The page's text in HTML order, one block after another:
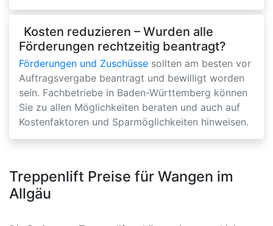
Kosten reduzieren – Wurden alle
Förderungen rechtzeitig beantragt?
Förderungen und Zuschüsse sollten am besten vor
Auftragsvergabe beantragt und bewilligt worden
sein. Fachbetriebe in Baden-Württemberg können
Sie zu allen Möglichkeiten beraten und auch auf
Kostenfaktoren und Sparmöglichkeiten hinweisen.
Treppenlift Preise für Wangen im
Allgäu